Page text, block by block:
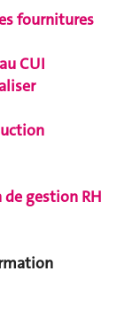
fournitures
CUI
gestion RH